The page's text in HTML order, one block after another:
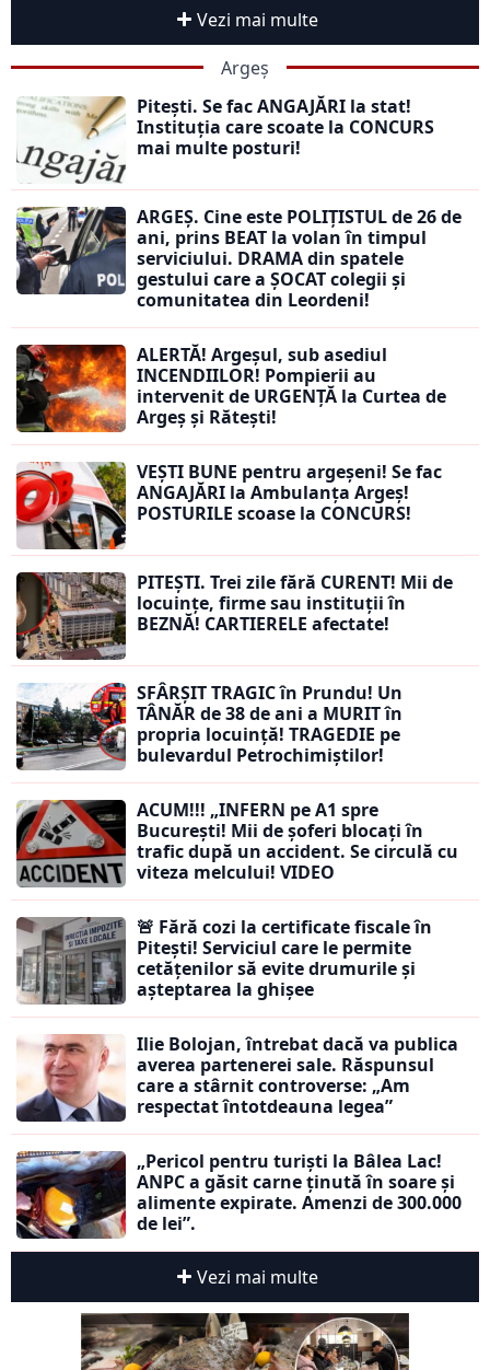
Vezi mai multe
Argeș
Pitești. Se fac ANGAJĂRI la stat!
Instituția care scoate la CONCURS
mai multe posturi!
ARGEȘ. Cine este POLIȚISTUL de 26 de
ani, prins BEAT la volan în timpul
serviciului. DRAMA din spatele
gestului care a ȘOCAT colegii și
comunitatea din Leordeni!
ALERTĂ! Argeșul, sub asediul
INCENDIILOR! Pompierii au
intervenit de URGENȚĂ la Curtea de
Argeș și Rătești!
VEȘTI BUNE pentru argeșeni! Se fac
ANGAJĂRI la Ambulanța Argeș!
POSTURILE scoase la CONCURS!
PITEȘTI. Trei zile fără CURENT! Mii de
locuințe, firme sau instituții în
BEZNĂ! CARTIERELE afectate!
SFÂRȘIT TRAGIC în Prundu! Un
TÂNĂR de 38 de ani a MURIT în
propria locuință! TRAGEDIE pe
bulevardul Petrochimiștilor!
ACUM!!! „INFERN pe A1 spre
București! Mii de șoferi blocați în
trafic după un accident. Se circulă cu
viteza melcului! VIDEO
🚨 Fără cozi la certificate fiscale în
Pitești! Serviciul care le permite
cetățenilor să evite drumurile și
așteptarea la ghișee
Ilie Bolojan, întrebat dacă va publica
averea partenerei sale. Răspunsul
care a stârnit controverse: „Am
respectat întotdeauna legea”
„Pericol pentru turiști la Bâlea Lac!
ANPC a găsit carne ținută în soare și
alimente expirate. Amenzi de 300.000
de lei”.
Vezi mai multe